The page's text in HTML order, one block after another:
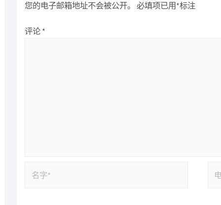
您的电子邮箱地址不会被公开。 必填项已用*标注
评论 *